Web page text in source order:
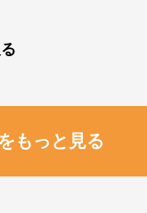
もっと見る